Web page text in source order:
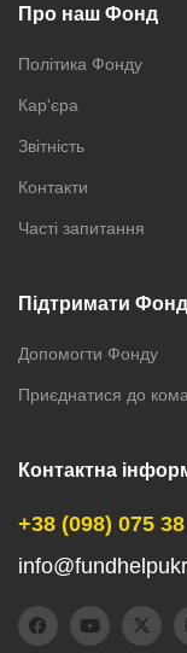
Про наш Фонд
Політика Фонду
Кар'єра
Звітність
Контакти
Часті запитання
Підтримати Фонд
Допомогти Фонду
Приєднатися до
Контактна
+38 (098) 075